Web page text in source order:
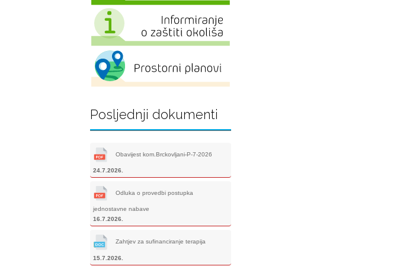
Posljednji dokumenti
Obavijest kom.Brckovljani-P-7-2026
24.7.2026.
Odluka o provedbi postupka
jednostavne nabave
16.7.2026.
Zahtjev za sufinanciranje terapija
15.7.2026.